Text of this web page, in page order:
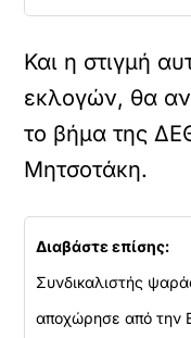
Και η στιγμή
εκλογών, θα
το βήμα της
Μητσοτάκη.
Διαβάστε επίσης:
Συνδικαλιστής
αποχώρησε από την